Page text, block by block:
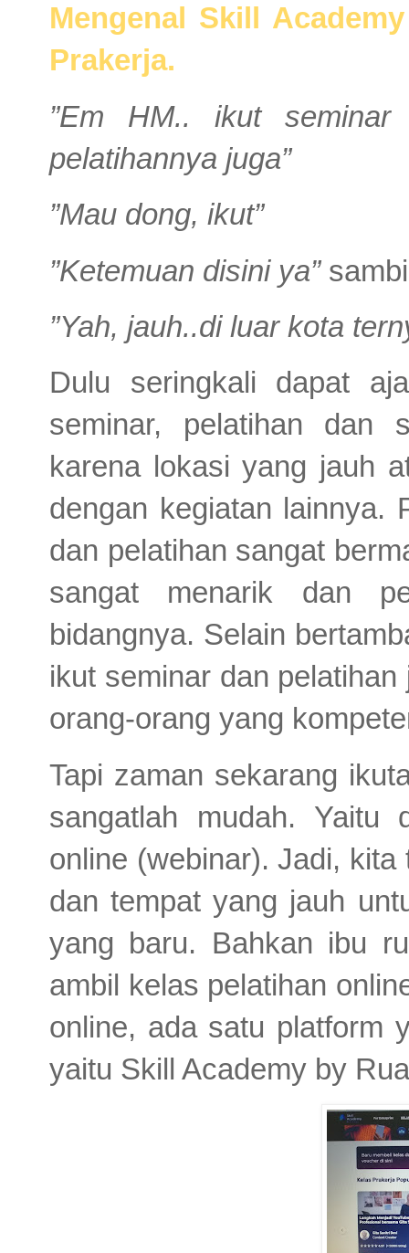
Mengenal Skill
Prakerja.
”Em HM.. ikut
pelatihannya juga”
”Mau dong, ikut”
”Ketemuan disini ya”
”Yah, jauh..di luar kota
Dulu seringkali dapat
seminar, pelatihan dan
karena lokasi yang jauh
dengan kegiatan lainnya.
dan pelatihan sangat
sangat menarik dan
bidangnya. Selain
ikut seminar dan
orang-orang yang
Tapi zaman sekarang
sangatlah mudah. Yaitu
online (webinar). Jadi,
dan tempat yang jauh
yang baru. Bahkan ibu
ambil kelas pelatihan
online, ada satu platform
yaitu Skill Academy by